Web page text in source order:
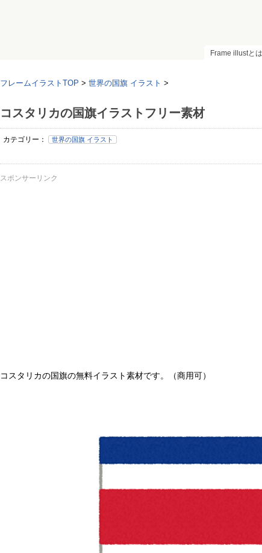
Frame illustとは
フレームイラストTOP > 世界の国旗 イラスト >
コスタリカの国旗イラストフリー素材
カテゴリー： 世界の国旗 イラスト
スポンサーリンク
コスタリカの国旗の無料イラスト素材です。（商用可）